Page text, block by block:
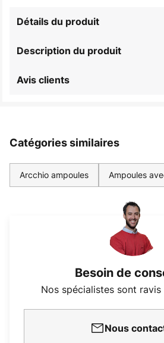
Description du produit
Détails du produit
Avis clients
Catégories similaires
Arcchio ampoules Ampoules
Besoin de
Nos spécialistes sont
Nous